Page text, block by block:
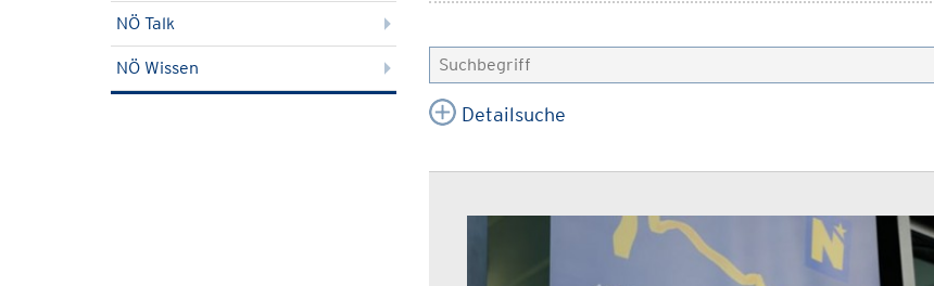
NÖ Talk
NÖ Wissen
Detailsuche